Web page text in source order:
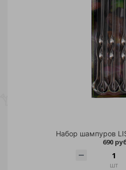
Набор шампуров
690
шт